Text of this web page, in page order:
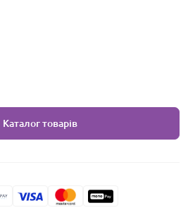
Каталог товарів